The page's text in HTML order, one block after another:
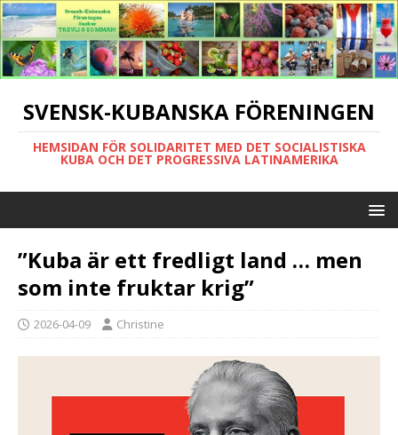
SVENSK-KUBANSKA FÖRENINGEN
HEMSIDAN FÖR SOLIDARITET MED DET SOCIALISTISKA
KUBA OCH DET PROGRESSIVA LATINAMERIKA
”Kuba är ett fredligt land … men
som inte fruktar krig”
2026-04-09 Christine